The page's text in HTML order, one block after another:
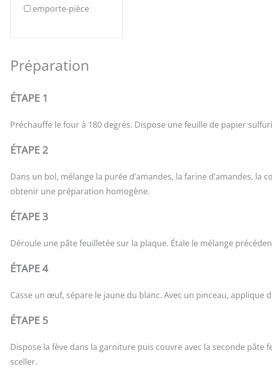
emporte-pièce
Préparation
ÉTAPE 1
Préchauffe le four à 180 degrés. Dispose une feuille de papier
ÉTAPE 2
Dans un bol, mélange la purée d’amandes, la farine d’amandes, la
obtenir une préparation homogène.
ÉTAPE 3
Déroule une pâte feuilletée sur la plaque. Étale le mélange
ÉTAPE 4
Casse un œuf, sépare le jaune du blanc. Avec un pinceau, applique
ÉTAPE 5
Dispose la fève dans la garniture puis couvre avec la seconde
sceller.